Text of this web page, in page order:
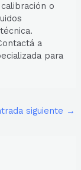
o
a
para
siguiente →